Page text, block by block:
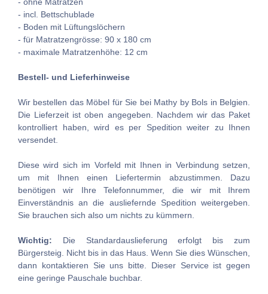
- ohne Matratzen
- incl. Bettschublade
- Boden mit Lüftungslöchern
- für Matratzengrösse: 90 x 180 cm
- maximale Matratzenhöhe: 12 cm
Bestell- und Lieferhinweise
Wir bestellen das Möbel für Sie bei Mathy by Bols in Belgien.
Die Lieferzeit ist oben angegeben. Nachdem wir das Paket
kontrolliert haben, wird es per Spedition weiter zu Ihnen
versendet.
Diese wird sich im Vorfeld mit Ihnen in Verbindung setzen,
um mit Ihnen einen Liefertermin abzustimmen. Dazu
benötigen wir Ihre Telefonnummer, die wir mit Ihrem
Einverständnis an die ausliefernde Spedition weitergeben.
Sie brauchen sich also um nichts zu kümmern.
Wichtig: Die Standardauslieferung erfolgt bis zum
Bürgersteig. Nicht bis in das Haus. Wenn Sie dies Wünschen,
dann kontaktieren Sie uns bitte. Dieser Service ist gegen
eine geringe Pauschale buchbar.